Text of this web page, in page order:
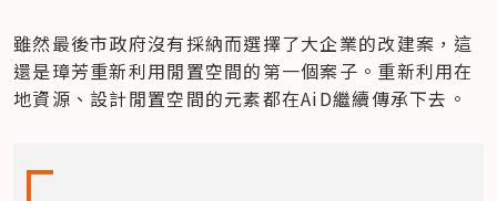
雖然最後市政府沒有採納而選擇了大企業的改建案，這
還是璋芳重新利用閒置空間的第一個案子。重新利用在
地資源、設計閒置空間的元素都在AiD繼續傳承下去。